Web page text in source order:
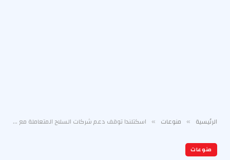
الرئيسية » منوعات » اسكتلندا توقف دعم شركات السلاح المتعاملة مع إسرائيل وسويني يدعو لندن للاعتراف بفلسطين
منوعات